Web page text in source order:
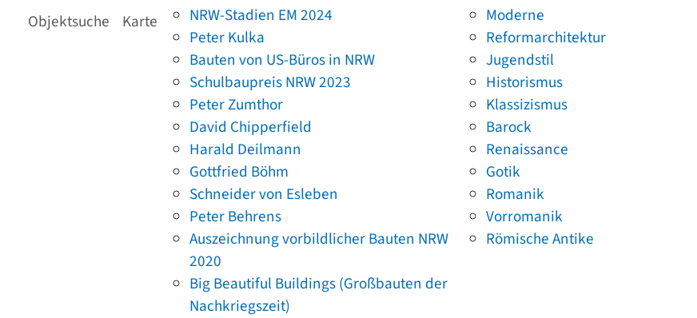
Objektsuche Karte
NRW-Stadien EM 2024
Peter Kulka
Bauten von US-Büros in NRW
Schulbaupreis NRW 2023
Peter Zumthor
David Chipperfield
Harald Deilmann
Gottfried Böhm
Schneider von Esleben
Peter Behrens
Auszeichnung vorbildlicher Bauten NRW
2020
Big Beautiful Buildings (Großbauten der
Nachkriegszeit)
Moderne
Reformarchitektur
Jugendstil
Historismus
Klassizismus
Barock
Renaissance
Gotik
Romanik
Vorromanik
Römische Antike